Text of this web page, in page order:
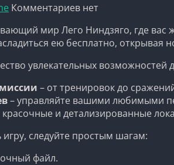
Комментариев нет
мир Лего Ниндзяго, где
ею бесплатно, открывая
увлекательных возможностей
– от тренировок до
– управляйте вашими любимыми
красочные и детализированные
следуйте простым шагам:
файл.